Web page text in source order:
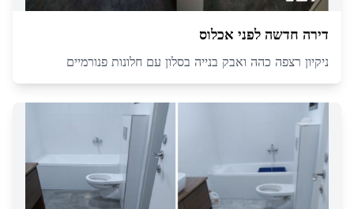
דירה חדשה לפני אכלוס
ניקיון רצפה כהה ואבק בנייה בסלון עם חלונות פנורמיים